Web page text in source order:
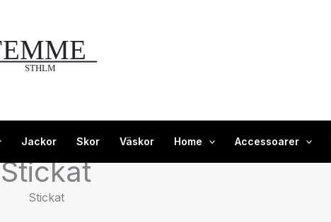
Jackor Skor Väskor Home Accessoarer
Stickat
Stickat